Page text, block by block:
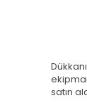
satın